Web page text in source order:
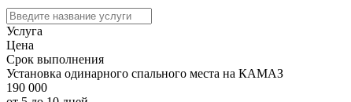
Услуга
Цена
Срок выполнения
Установка одинарного спального места на КАМАЗ
190 000